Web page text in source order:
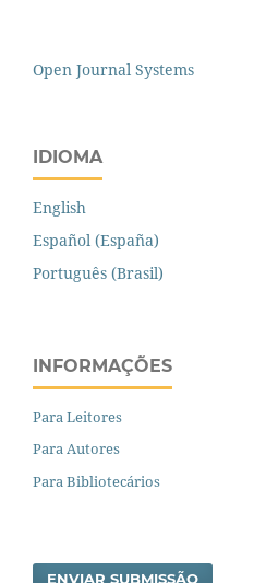
Open Journal Systems
IDIOMA
English
Español (España)
Português (Brasil)
INFORMAÇÕES
Para Leitores
Para Autores
Para Bibliotecários
ENVIAR SUBMISSÃO